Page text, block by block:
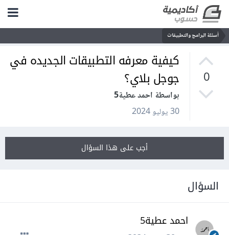
أسئلة البرامج والتطبيقات
0
كيفية معرفه التطبيقات الجديده في
جوجل بلاي؟
بواسطة احمد عطية5
30 يوليو 2024
أجب على هذا السؤال
السؤال
احمد عطية5